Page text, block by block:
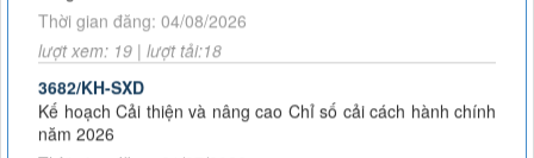
lượt xem: 19 | lượt tải:18
3682/KH-SXD
Kế hoạch Cải thiện và nâng cao Chỉ số cải cách hành chính
năm 2026
Thời gian đăng: 21/07/2026